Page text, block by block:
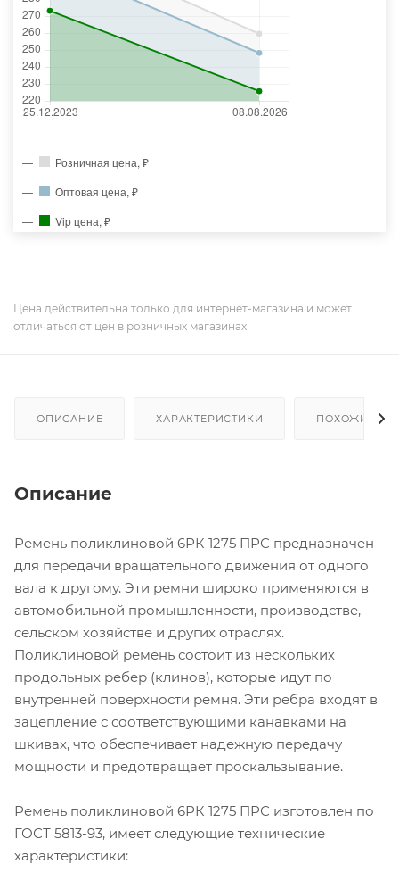
Розничная цена, ₽
Оптовая цена, ₽
Vip цена, ₽
Цена действительна только для интернет-магазина и может
отличаться от цен в розничных магазинах
ОПИСАНИЕ ХАРАКТЕРИСТИКИ ПОХОЖИЕ
Описание
Ремень поликлиновой 6РК 1275 ПРС предназначен
для передачи вращательного движения от одного
вала к другому. Эти ремни широко применяются в
автомобильной промышленности, производстве,
сельском хозяйстве и других отраслях.
Поликлиновой ремень состоит из нескольких
продольных ребер (клинов), которые идут по
внутренней поверхности ремня. Эти ребра входят в
зацепление с соответствующими канавками на
шкивах, что обеспечивает надежную передачу
мощности и предотвращает проскальзывание.
Ремень поликлиновой 6РК 1275 ПРС изготовлен по
ГОСТ 5813-93, имеет следующие технические
характеристики: